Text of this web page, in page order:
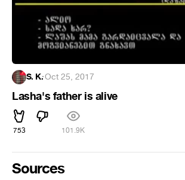
S. K.·Oct 25, 2017
Lasha's father is alive
753 101.9K
Sources